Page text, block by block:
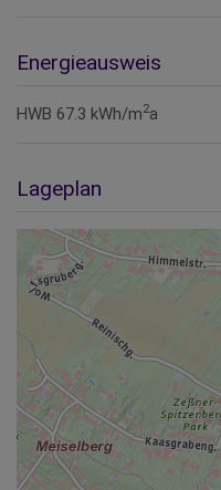
Energieausweis
HWB 67.3 kWh/m2a
Lageplan